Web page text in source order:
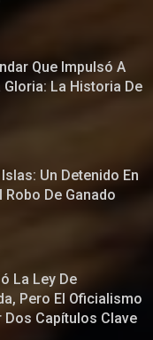
Que Impulsó A
Gloria: La Historia De
Un Detenido En
Robo De Ganado
La Ley De
Pero El Oficialismo
Dos Capítulos Clave